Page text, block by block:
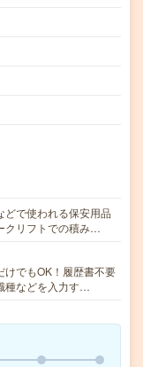
どで使われる保安用品
クリフトでの積み…
でもOK！履歴書不要
種などを入力す…